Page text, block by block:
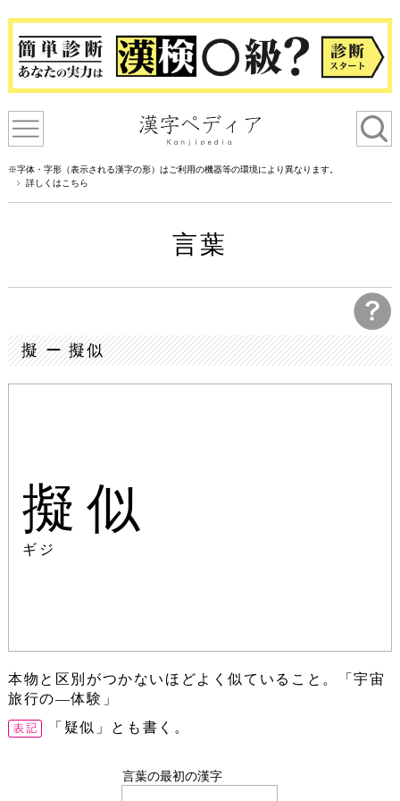
※字体・字形（表示される漢字の形）はご利用の機器等の環境により異なります。
詳しくはこちら
言葉
擬 ー 擬似
擬似
ギジ
本物と区別がつかないほどよく似ていること。「宇宙
旅行の―体験」
「疑似」とも書く。
言葉の最初の漢字